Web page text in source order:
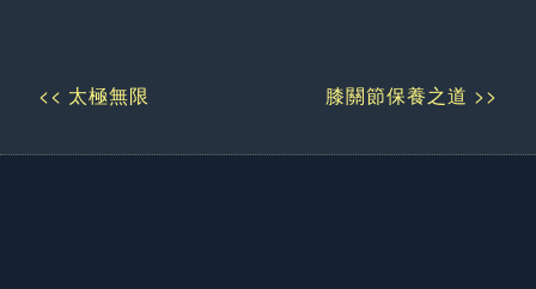
膝關節保養之道 >>
<< 太極無限